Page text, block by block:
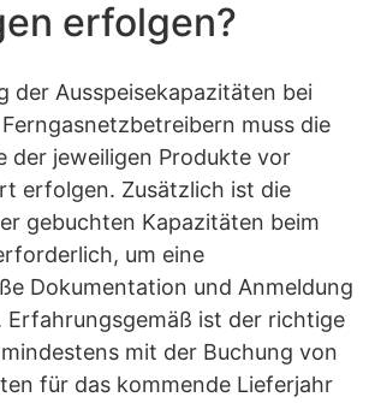
erfolgen?
der Ausspeisekapazitäten bei
muss die
der jeweiligen Produkte vor
erfolgen. Zusätzlich ist die
gebuchten Kapazitäten beim
um eine
Dokumentation und Anmeldung
Erfahrungsgemäß ist der richtige
mit der Buchung von
für das kommende Lieferjahr